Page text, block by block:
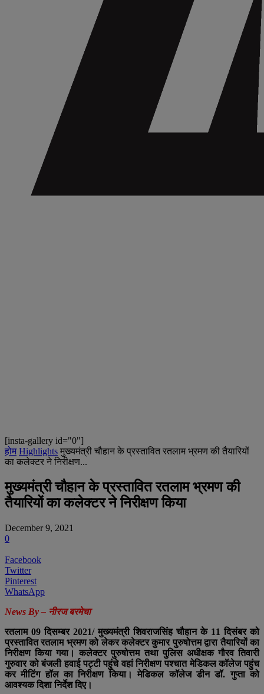
[insta-gallery id="0"]
होम Highlights मुख्यमंत्री चौहान के प्रस्तावित रतलाम भ्रमण की तैयारियों
का कलेक्टर ने निरीक्षण...
मुख्यमंत्री चौहान के प्रस्तावित रतलाम भ्रमण की
तैयारियों का कलेक्टर ने निरीक्षण किया
December 9, 2021
0
Facebook
Twitter
Pinterest
WhatsApp
News By – नीरज बरमेचा
रतलाम 09 दिसम्बर 2021/ मुख्यमंत्री शिवराजसिंह चौहान के 11 दिसंबर को
प्रस्तावित रतलाम भ्रमण को लेकर कलेक्टर कुमार पुरुषोत्तम द्वारा तैयारियों का
निरीक्षण किया गया। कलेक्टर पुरुषोत्तम तथा पुलिस अधीक्षक गौरव तिवारी
गुरुवार को बंजली हवाई पट्टी पहुंचे वहां निरीक्षण पश्चात मेडिकल कॉलेज पहुंच
कर मीटिंग हॉल का निरीक्षण किया। मेडिकल कॉलेज डीन डॉ. गुप्ता को
आवश्यक दिशा निर्देश दिए।